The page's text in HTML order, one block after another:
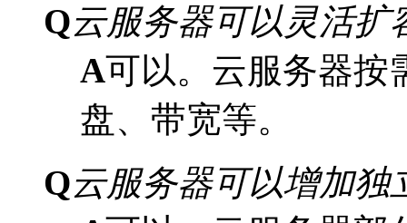
Q云服务器可以灵活扩
A可以。云服务器按
盘、带宽等。
Q云服务器可以增加独